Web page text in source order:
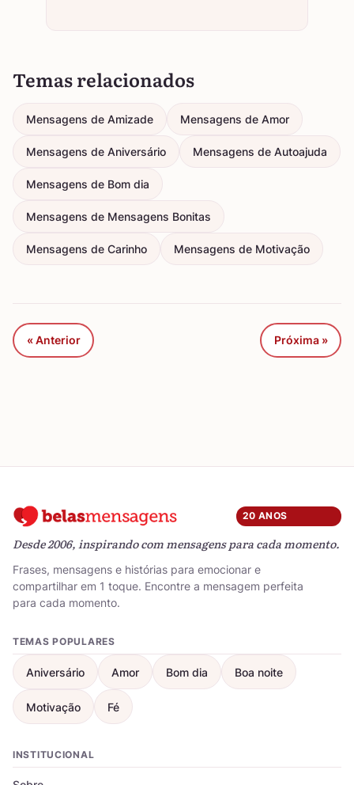
Temas relacionados
Mensagens de Amizade Mensagens de Amor
Mensagens de Aniversário Mensagens de Autoajuda
Mensagens de Bom dia
Mensagens de Mensagens Bonitas
Mensagens de Carinho Mensagens de Motivação
« Anterior Próxima »
20 ANOS
Desde 2006, inspirando com mensagens para cada momento.
Frases, mensagens e histórias para emocionar e
compartilhar em 1 toque. Encontre a mensagem perfeita
para cada momento.
TEMAS POPULARES
Aniversário Amor Bom dia Boa noite
Motivação Fé
INSTITUCIONAL